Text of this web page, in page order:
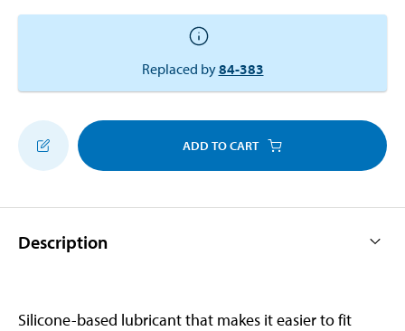
Replaced by84-383
ADD TO CART
Description
Silicone-based lubricant that makes it easier to fit